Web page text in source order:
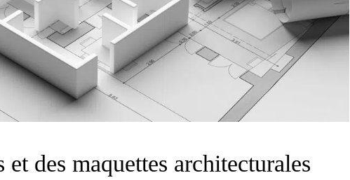
et des maquettes architecturales